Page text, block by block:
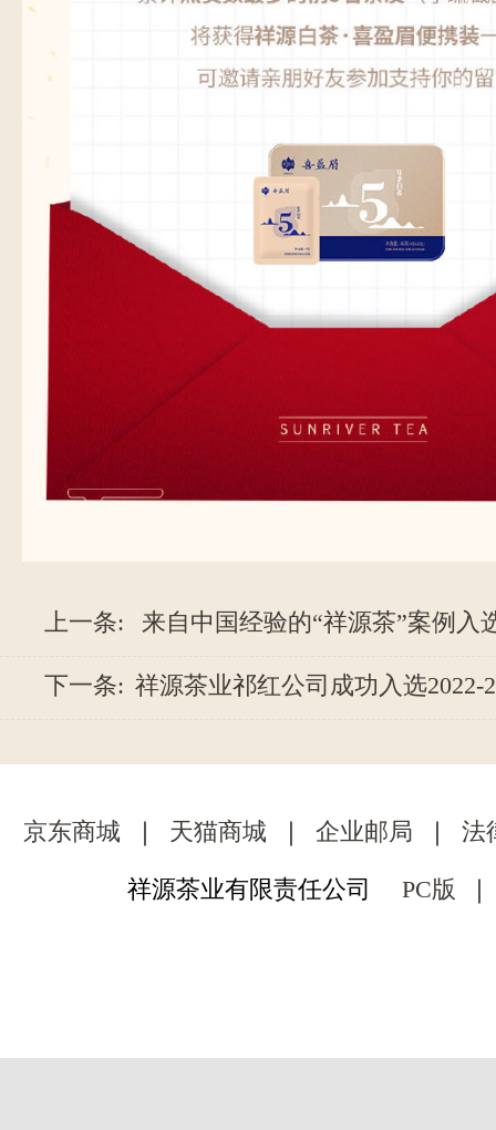
上一条: 来自中国经验的“祥源茶”案例入
下一条: 祥源茶业祁红公司成功入选2022-
京东商城 ｜ 天猫商城 ｜ 企业邮局 ｜ 法
祥源茶业有限责任公司 PC版